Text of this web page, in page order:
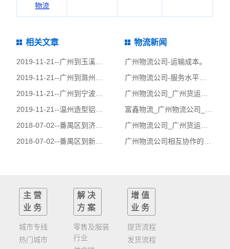
物流
相关文章
2019-11-21--广州到玉溪物流公司|广州到玉溪货运公司
2019-11-21--广州到滁州物流公司|广州到滁州货运公司
2019-11-21--广州到宁波物流公司|广州到宁波货运公司
2019-11-21--温州造型铝单板很多酒店外墙使用
2018-07-02--番禺区到济源市物流公司|番禺区到济源市货运公司
2018-07-02--番禺区到新蔡县物流公司|番禺区到新蔡县货运公司
物流新闻
广州物流公司-运输成本。
广州物流公司-服务水平差异化
广州物流公司_广州货运公司_第三方物流与核心能力
富鑫物流_广州物流公司_运输业务管理内容!
广州物流公司_广州货运公司_电子物流需求强劲，快递业”冲锋陷阵”
广州物流公司相互协作的双贏理念
主营
业务
城市专线
热门城市
解决
方案
零售及服装
行业
增值
业务
提货流程
发货流程